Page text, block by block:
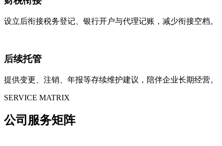
设立后衔接税务登记、银行开户与代理记账，减少衔接空档。
后续托管
提供变更、注销、年报等存续维护建议，陪伴企业长期经营。
SERVICE MATRIX
公司 服务矩阵